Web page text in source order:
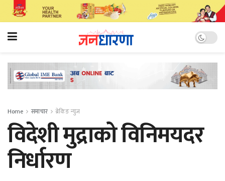
Home समाचार ब्रेकिङ न्युज
विदेशी मुद्राको विनिमयदर
निर्धारण